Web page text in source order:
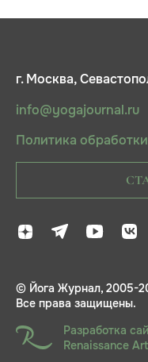
г. Москва,
info@yogajournal.ru
Политика
© Йога Журнал, 2005-
Все права защищены.
Разработка
Renaissance